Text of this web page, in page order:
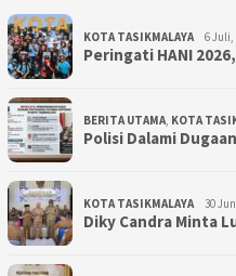
KOTA TASIKMALAYA 6 Juli,
Peringati HANI
BERITA UTAMA KOTA
Polisi Dalami
KOTA TASIKMALAYA 30
Diky Candra Minta